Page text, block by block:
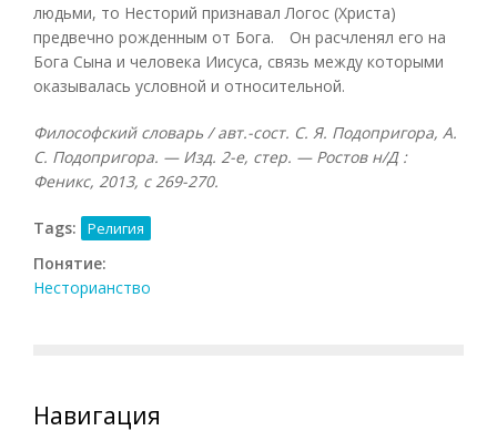
людьми, то Несторий признавал Логос (Христа)
предвечно рожденным от Бога. Он расчленял его на
Бога Сына и человека Иисуса, связь между которыми
оказывалась условной и относительной.
Философский словарь / авт.-сост. С. Я. Подопригора, А.
С. Подопригора. — Изд. 2-е, стер. — Ростов н/Д :
Феникс, 2013, с 269-270.
Tags: Религия
Понятие:
Несторианство
Навигация